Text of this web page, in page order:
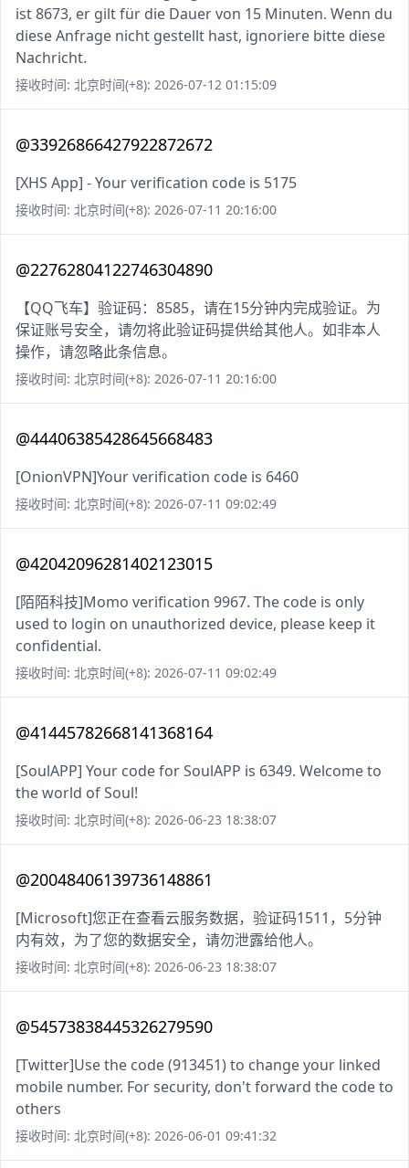
ist 8673, er gilt für die Dauer von 15 Minuten. Wenn du
diese Anfrage nicht gestellt hast, ignoriere bitte diese
Nachricht.
接收时间: 北京时间(+8): 2026-07-12 01:15:09
@33926866427922872672
[XHS App] - Your verification code is 5175
接收时间: 北京时间(+8): 2026-07-11 20:16:00
@22762804122746304890
【QQ飞车】验证码：8585，请在15分钟内完成验证。为
保证账号安全，请勿将此验证码提供给其他人。如非本人
操作，请忽略此条信息。
接收时间: 北京时间(+8): 2026-07-11 20:16:00
@44406385428645668483
[OnionVPN]Your verification code is 6460
接收时间: 北京时间(+8): 2026-07-11 09:02:49
@42042096281402123015
[陌陌科技]Momo verification 9967. The code is only
used to login on unauthorized device, please keep it
confidential.
接收时间: 北京时间(+8): 2026-07-11 09:02:49
@41445782668141368164
[SoulAPP] Your code for SoulAPP is 6349. Welcome to
the world of Soul!
接收时间: 北京时间(+8): 2026-06-23 18:38:07
@20048406139736148861
[Microsoft]您正在查看云服务数据，验证码1511，5分钟
内有效，为了您的数据安全，请勿泄露给他人。
接收时间: 北京时间(+8): 2026-06-23 18:38:07
@54573838445326279590
[Twitter]Use the code (913451) to change your linked
mobile number. For security, don't forward the code to
others
接收时间: 北京时间(+8): 2026-06-01 09:41:32